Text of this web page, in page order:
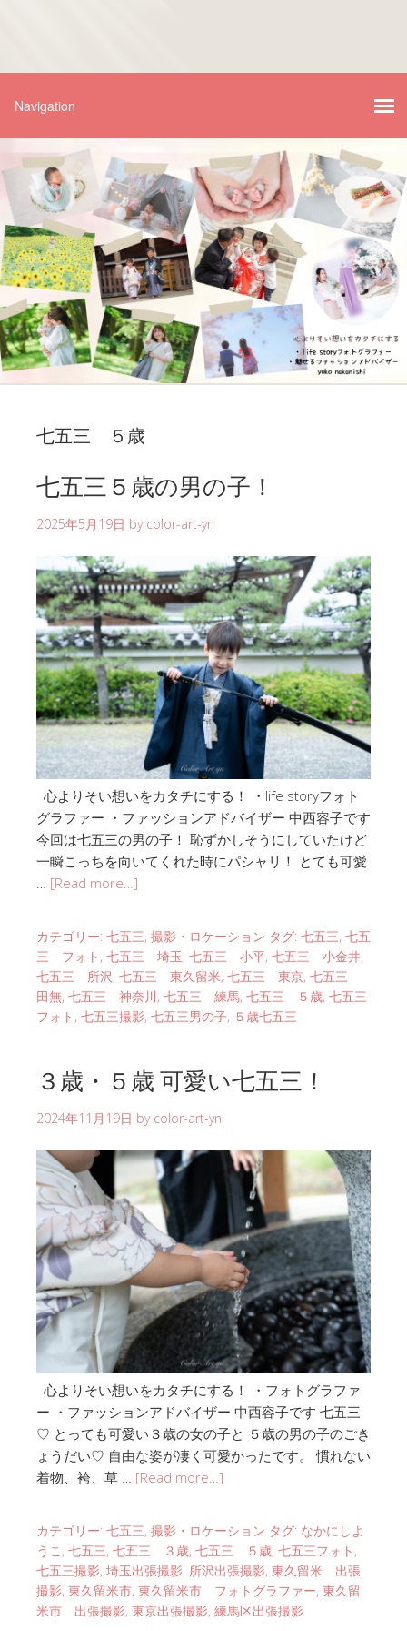
七五三 ５歳
七五三５歳の男の子！
2025年5月19日 by color-art-yn
心よりそい想いをカタチにする！ ・life storyフォト
グラファー ・ファッションアドバイザー 中西容子です
今回は七五三の男の子！ 恥ずかしそうにしていたけど
一瞬こっちを向いてくれた時にパシャリ！ とても可愛
[Read more…]
カテゴリー: 七五三, 撮影・ロケーション タグ: 七五三, 七五
三 フォト , 七五三 埼玉, 七五三 小平, 七五三 小金井,
七五三 所沢, 七五三 東久留米, 七五三 東京, 七五三
田無, 七五三 神奈川, 七五三 練馬, 七五三 ５歳, 七五三
フォト , 七五三撮影, 七五三男の子, ５歳七五三
３歳・５歳 可愛い七五三！
2024年11月19日 by color-art-yn
心よりそい想いをカタチにする！ ・フォトグラファ
ー ・ファッションアドバイザー 中西容子です 七五三
♡ とっても可愛い３歳の女の子と ５歳の男の子のごき
ょうだい♡ 自由な姿が凄く可愛かったです。 慣れない
着物、袴、草 … [Read more…]
カテゴリー: 七五三, 撮影・ロケーション タグ: なかにしよ
うこ , 七五三, 七五三 ３歳, 七五三 ５歳, 七五三フォト ,
七五三撮影, 埼玉出張撮影, 所沢出張撮影, 東久留米 出張
撮影, 東久留米市, 東久留米市 フォトグラファー, 東久留
米市 出張撮影, 東京出張撮影, 練馬区出張撮影